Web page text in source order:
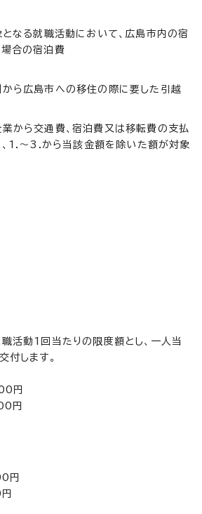
なる就職活動において、広島市内の宿
合の宿泊費
ら広島市への移住の際に要した引越
から交通費、宿泊費又は移転費の支払
1.～3.から当該金額を除いた額が対象
活動1回当たりの限度額とし、一人当
付します。
円
円
円